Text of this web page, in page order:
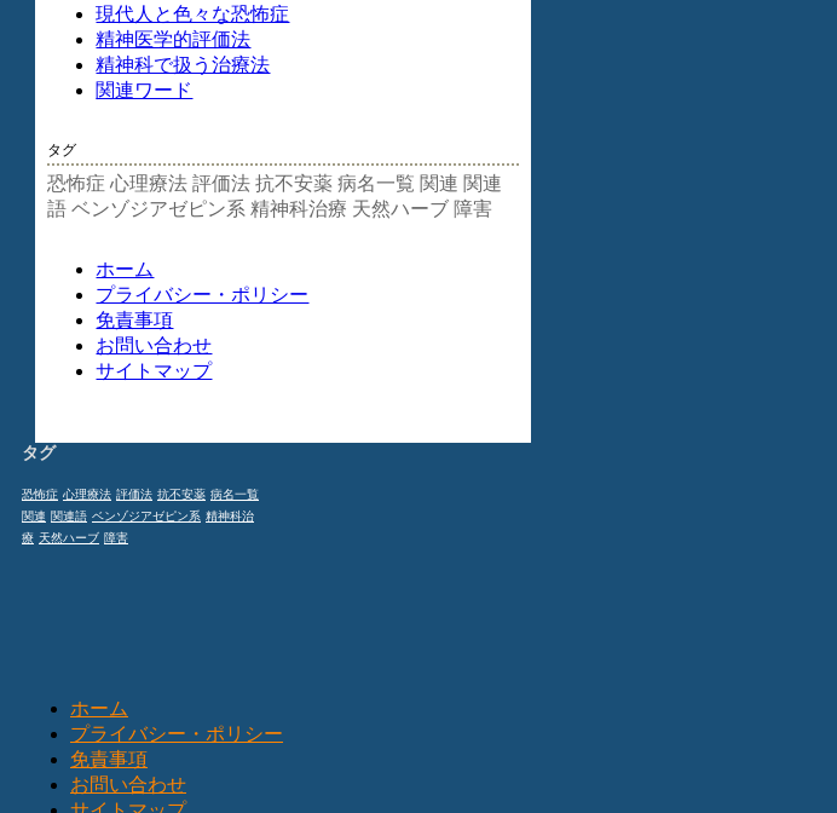
現代人と色々な恐怖症
精神医学的評価法
精神科で扱う治療法
関連ワード
タグ
恐怖症 心理療法 評価法 抗不安薬 病名一覧 関連 関連
語 ベンゾジアゼピン系 精神科治療 天然ハーブ 障害
ホーム
プライバシー・ポリシー
免責事項
お問い合わせ
サイトマップ
タグ
恐怖症 心理療法 評価法 抗不安薬 病名一覧
関連 関連語 ベンゾジアゼピン系 精神科治
療 天然ハーブ 障害
ホーム
プライバシー・ポリシー
免責事項
お問い合わせ